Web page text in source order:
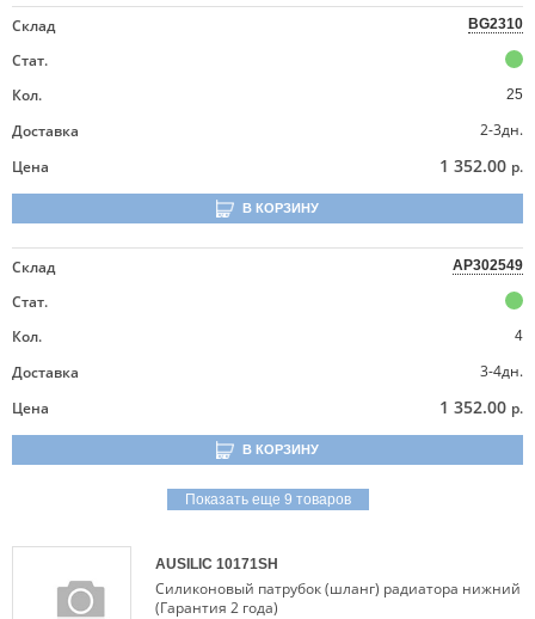
Склад BG2310
Стат.
Кол.
25
Доставка
2-3дн.
Цена
1 352.00 р.
В КОРЗИНУ
Склад AP302549
Стат.
Кол.
4
Доставка
3-4дн.
Цена
1 352.00 р.
В КОРЗИНУ
Показать еще 9 товаров
AUSILIC 10171SH
Силиконовый патрубок (шланг) радиатора нижний
(Гарантия 2 года)